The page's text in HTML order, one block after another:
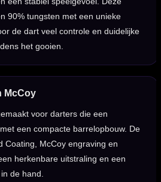
90% tungsten met een unieke
de dart veel controle en duidelijke
het gooien.
McCoy
voor darters die een
een compacte barrelopbouw. De
Coating, McCoy engraving en
herkenbare uitstraling en een
de hand.